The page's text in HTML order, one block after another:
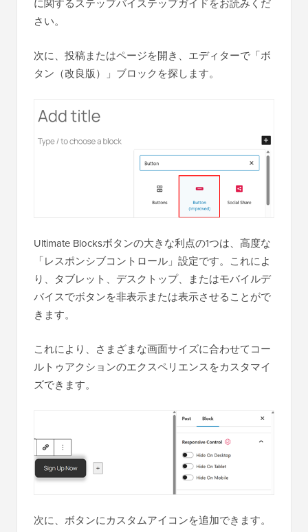
に関するステップバイステップガイドをお読みくだ
さい。
次に、投稿またはページを開き、エディターで「ボ
タン（改良版）」ブロックを探します。
Ultimate Blocksボタンの大きな利点の1つは、高度な
「レスポンシブコントロール」設定です。これによ
り、タブレット、デスクトップ、またはモバイルデ
バイスでボタンを非表示または表示させることがで
きます。
これにより、さまざまな画面サイズに合わせてコー
ルトゥアクションのエクスペリエンスをカスタマイ
ズできます。
次に、ボタンにカスタムアイコンを追加できます。